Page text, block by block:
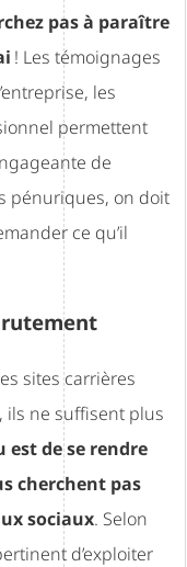
pas à paraître
! Les témoignages
les
permettent
de
pénuriques, on doit
ce qu’il
sites carrières
, ils ne suffisent plus
est de se rendre
cherchent pas
sociaux. Selon
d’exploiter